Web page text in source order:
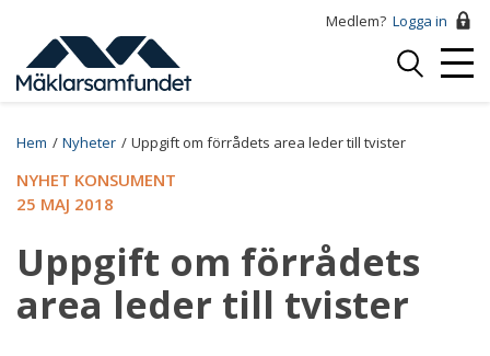
huvudinnehåll
Medlem? Logga in
Logga
Breadcrumb
Hem Nyheter Uppgift om förrådets area leder till tvister
NYHET KONSUMENT
25 MAJ 2018
Uppgift om förrådets
area leder till tvister